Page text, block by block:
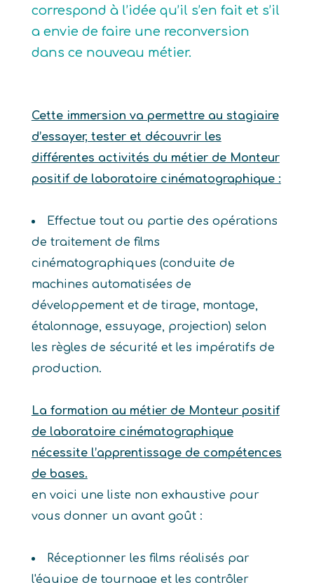
correspond à l’idée qu’il s’en fait et s’il
a envie de faire une reconversion
dans ce nouveau métier.
Cette immersion va permettre au stagiaire
d’essayer, tester et découvrir les
différentes activités du métier de Monteur
positif de laboratoire cinématographique :
Effectue tout ou partie des opérations
de traitement de films
cinématographiques (conduite de
machines automatisées de
développement et de tirage, montage,
étalonnage, essuyage, projection) selon
les règles de sécurité et les impératifs de
production.
La formation au métier de Monteur positif
de laboratoire cinématographique
nécessite l’apprentissage de compétences
de bases.
en voici une liste non exhaustive pour
vous donner un avant goût :
Réceptionner les films réalisés par
l'équipe de tournage et les contrôler